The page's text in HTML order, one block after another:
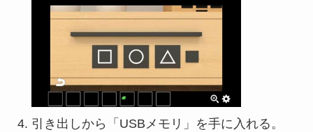
引き出しから「USBメモリ」を手に入れる。